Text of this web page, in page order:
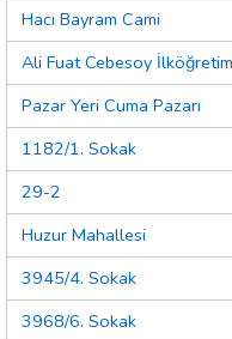
Hacı Bayram Cami
Ali Fuat Cebesoy
Pazar Yeri Cuma Pazarı
1182/1. Sokak
29-2
Huzur Mahallesi
3945/4. Sokak
3968/6. Sokak